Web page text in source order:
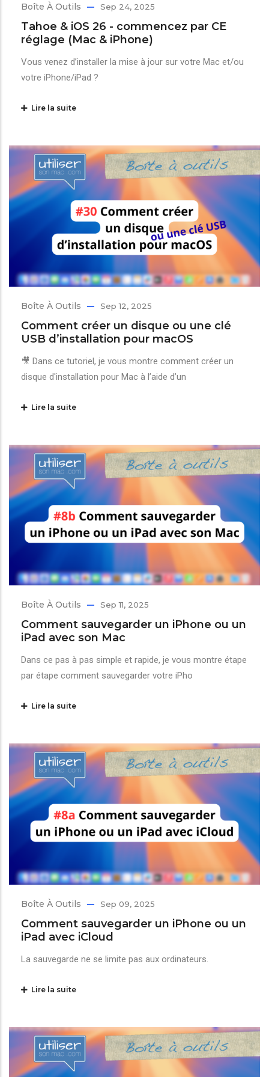
Boîte À Outils Sep 24, 2025
Tahoe & iOS 26 - commencez par CE
réglage (Mac & iPhone)
Vous venez d’installer la mise à jour sur votre Mac et/ou
votre iPhone/iPad ?
Lire la suite
Boîte À Outils Sep 12, 2025
Comment créer un disque ou une clé
USB d’installation pour macOS
🎥 Dans ce tutoriel, je vous montre comment créer un
disque d'installation pour Mac à l’aide d’un
Lire la suite
Boîte À Outils Sep 11, 2025
Comment sauvegarder un iPhone ou un
iPad avec son Mac
Dans ce pas à pas simple et rapide, je vous montre étape
par étape comment sauvegarder votre iPho
Lire la suite
Boîte À Outils Sep 09, 2025
Comment sauvegarder un iPhone ou un
iPad avec iCloud
La sauvegarde ne se limite pas aux ordinateurs.
Lire la suite